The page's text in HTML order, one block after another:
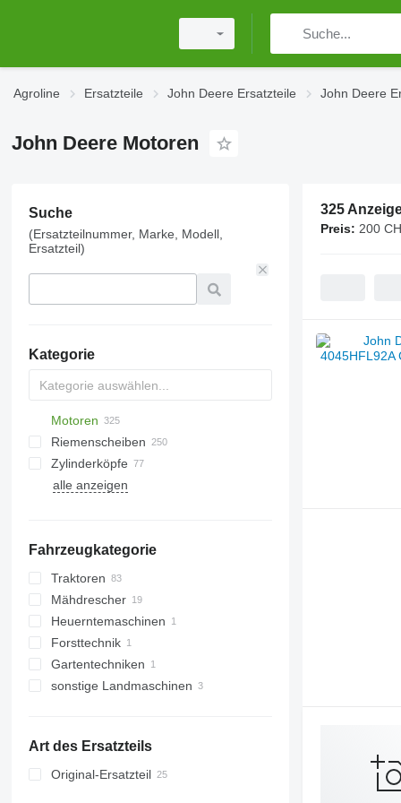
Agroline Ersatzteile John Deere Ersatzteile John Deere
John Deere Motoren
Suche
(Ersatzteilnummer, Marke, Modell,
Ersatzteil)
Kategorie
Motoren
Riemenscheiben
Zylinderköpfe
alle anzeigen
Fahrzeugkategorie
Traktoren
Radtraktoren
Raupentraktoren
Mähdrescher
Getreideernter
Feldhäcksler
Heuerntemaschinen
Hoflader
Forsttechnik
Gartentechniken
Rasentraktoren
sonstige Landmaschinen
Art des Ersatzteils
Original-Ersatzteil
325
Preis: 200